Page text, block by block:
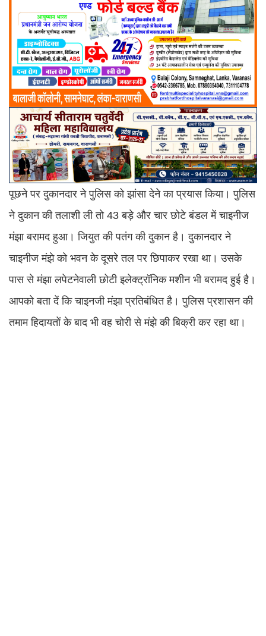
पूछने पर दुकानदार ने पुलिस को झांसा देने का प्रयास किया। पुलिस
ने दुकान की तलाशी ली तो 43 बड़े और चार छोटे बंडल में चाइनीज
मंझा बरामद हुआ। जियुत की पतंग की दुकान है। दुकानदार ने
चाइनीज मंझे को भवन के दूसरे तल पर छिपाकर रखा था। उसके
पास से मंझा लपेटनेवाली छोटी इलेक्ट्रॉनिक मशीन भी बरामद हुई है।
आपको बता दें कि चाइनजी मंझा प्रतिबंधित है। पुलिस प्रशासन की
तमाम हिदायतों के बाद भी वह चोरी से मंझे की बिक्री कर रहा था।